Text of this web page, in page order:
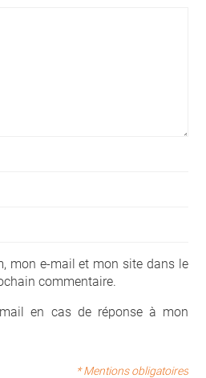
mon e-mail et mon site dans le
commentaire.
en cas de réponse à mon
* Mentions obligatoires